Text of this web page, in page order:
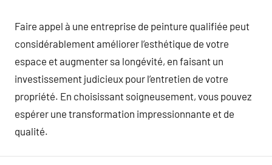
Faire appel à une entreprise de peinture qualifiée peut
considérablement améliorer l’esthétique de votre
espace et augmenter sa longévité, en faisant un
investissement judicieux pour l’entretien de votre
propriété. En choisissant soigneusement, vous pouvez
espérer une transformation impressionnante et de
qualité.